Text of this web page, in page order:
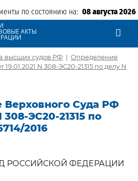
по состоянию на: 08 августа 2026
АКТЫ
высших судов РФ | Определение
N 308-ЭС20-21315 по делу N
Верховного Суда РФ
308-ЭС20-21315 по
2016
РОССИЙСКОЙ ФЕДЕРАЦИИ